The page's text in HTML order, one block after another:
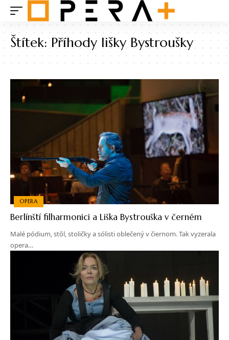
Štítek:Příhody lišky Bystroušky
OPERA
Berlínští filharmonici a Liška Bystrouška v černém
Malé pódium, stôl, stoličky a sólisti oblečený v čiernom. Tak vyzerala
opera…